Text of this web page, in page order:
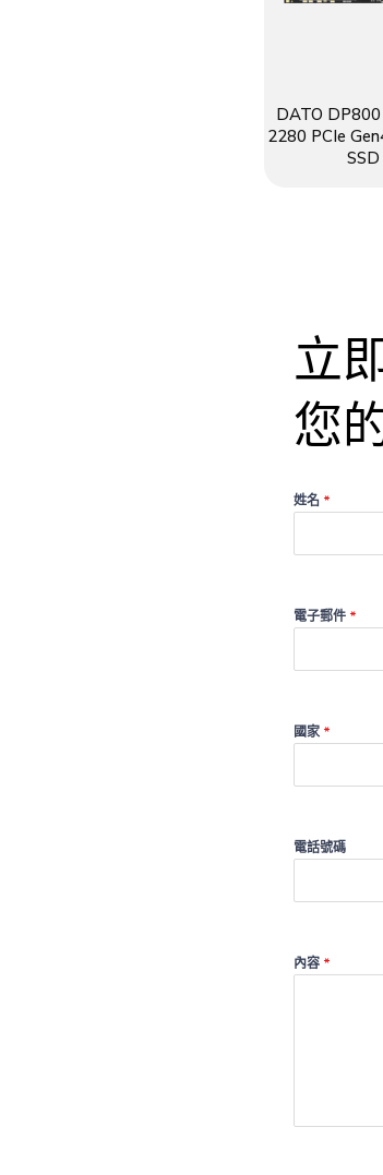
DATO
2280 PCIe
SSD
立
您
姓名 *
電子郵件 *
國家 *
電話號碼
內容 *